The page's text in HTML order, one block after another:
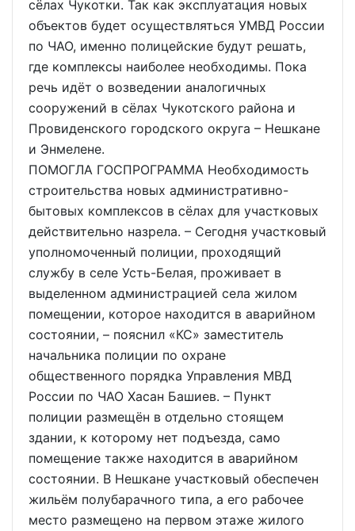
сёлах Чукотки. Так как эксплуатация новых
объектов будет осуществляться УМВД России
по ЧАО, именно полицейские будут решать,
где комплексы наиболее необходимы. Пока
речь идёт о возведении аналогичных
сооружений в сёлах Чукотского района и
Провиденского городского округа – Нешкане
и Энмелене.
ПОМОГЛА ГОСПРОГРАММА Необходимость
строительства новых административно-
бытовых комплексов в сёлах для участковых
действительно назрела. – Сегодня участковый
уполномоченный полиции, проходящий
службу в селе Усть-Белая, проживает в
выделенном администрацией села жилом
помещении, которое находится в аварийном
состоянии, – пояснил «КС» заместитель
начальника полиции по охране
общественного порядка Управления МВД
России по ЧАО Хасан Башиев. – Пункт
полиции размещён в отдельно стоящем
здании, к которому нет подъезда, само
помещение также находится в аварийном
состоянии. В Нешкане участковый обеспечен
жильём полубарачного типа, а его рабочее
место размещено на первом этаже жилого